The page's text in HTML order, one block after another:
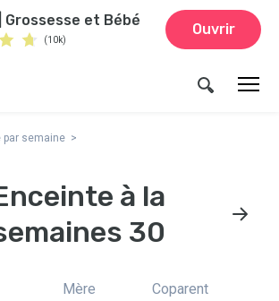
Grossesse et Bébé
(10k)
Ouvrir
par semaine
à la
30
Mère Coparent